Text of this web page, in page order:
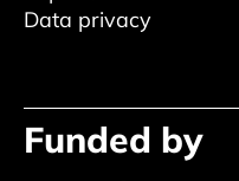
Data privacy
Funded by